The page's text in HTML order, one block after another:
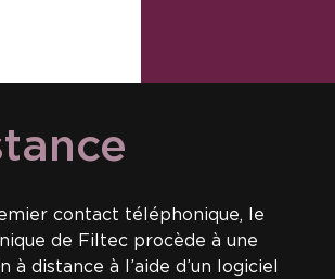
contact téléphonique, le
de Filtec procède à une
à distance à l’aide d’un logiciel